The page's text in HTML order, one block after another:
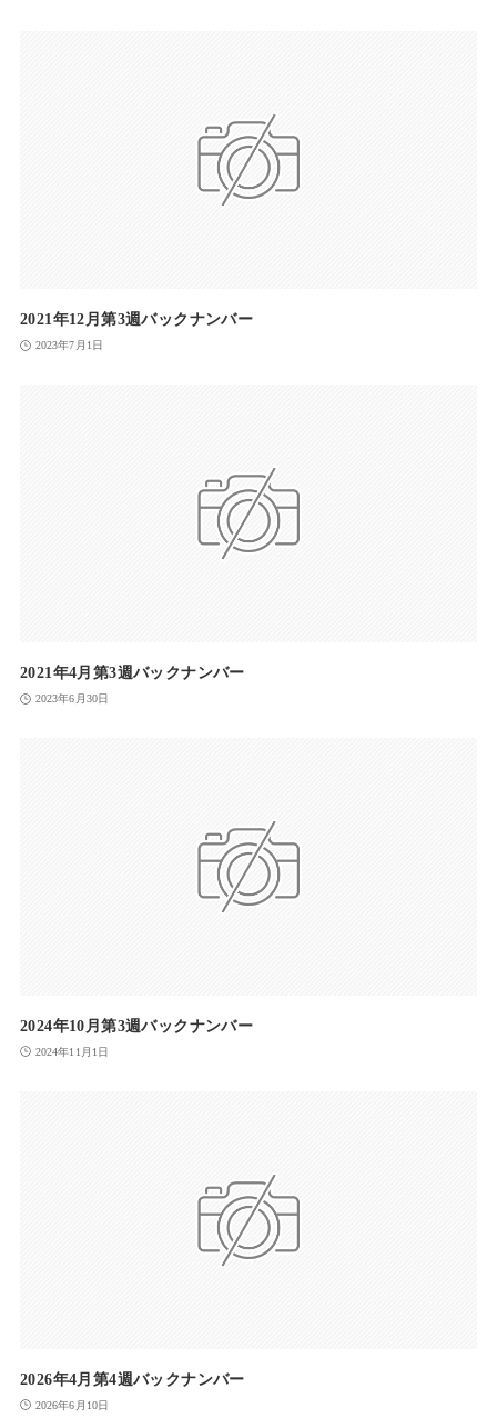
2021年12月第3週バックナンバー
2023年7月1日
2021年4月第3週バックナンバー
2023年6月30日
2024年10月第3週バックナンバー
2024年11月1日
2026年4月第4週バックナンバー
2026年6月10日